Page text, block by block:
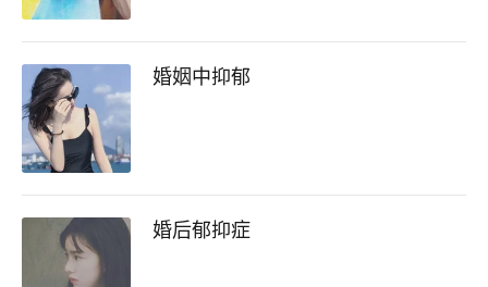
婚姻中抑郁
婚后郁抑症